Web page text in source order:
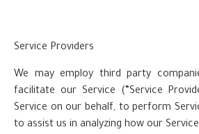
Service Providers
We may employ third party
facilitate our Service (“Service
Service on our behalf, to perform
to assist us in analyzing how our